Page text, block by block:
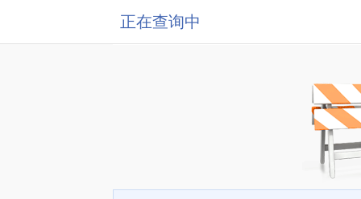
正在查询中